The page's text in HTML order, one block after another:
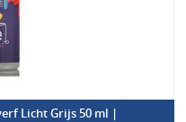
Licht Grijs 50 ml |